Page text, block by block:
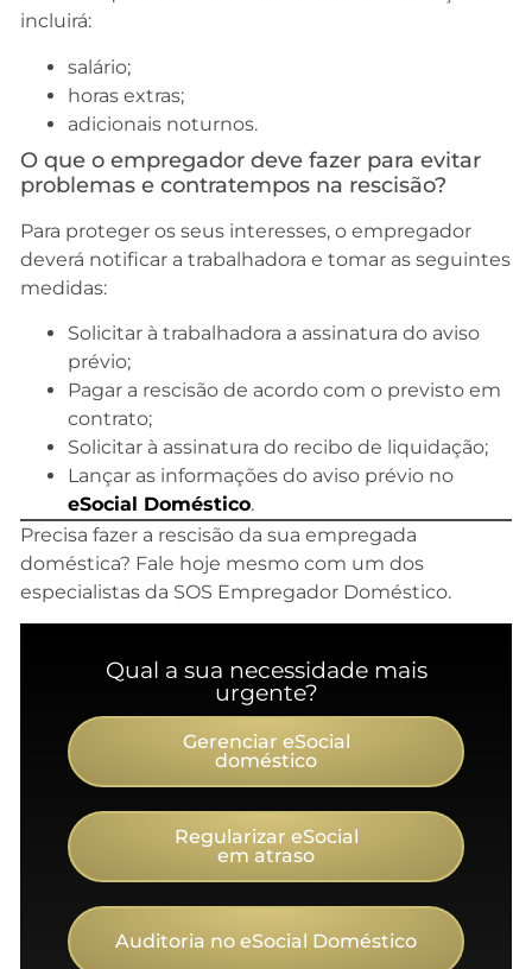
incluirá:
salário;
horas extras;
adicionais noturnos.
O que o empregador deve fazer para evitar
problemas e contratempos na rescisão?
Para proteger os seus interesses, o empregador
deverá notificar a trabalhadora e tomar as seguintes
medidas:
Solicitar à trabalhadora a assinatura do aviso
prévio;
Pagar a rescisão de acordo com o previsto em
contrato;
Solicitar à assinatura do recibo de liquidação;
Lançar as informações do aviso prévio no
eSocial Doméstico.
Precisa fazer a rescisão da sua empregada
doméstica? Fale hoje mesmo com um dos
especialistas da SOS Empregador Doméstico.
Qual a sua necessidade mais
urgente?
Gerenciar eSocial
doméstico
Regularizar eSocial
em atraso
Auditoria no eSocial Doméstico